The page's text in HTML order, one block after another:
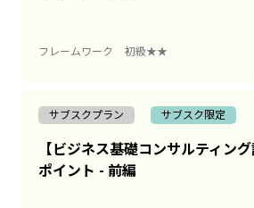
フレームワーク 初級★★
サブスクプラン サブスク限定
【ビジネス基礎コンサルティン
ポイント - 前編